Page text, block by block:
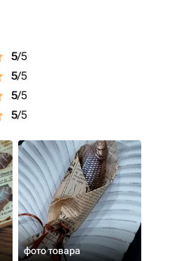
5/5
5/5
5/5
5/5
фото товара